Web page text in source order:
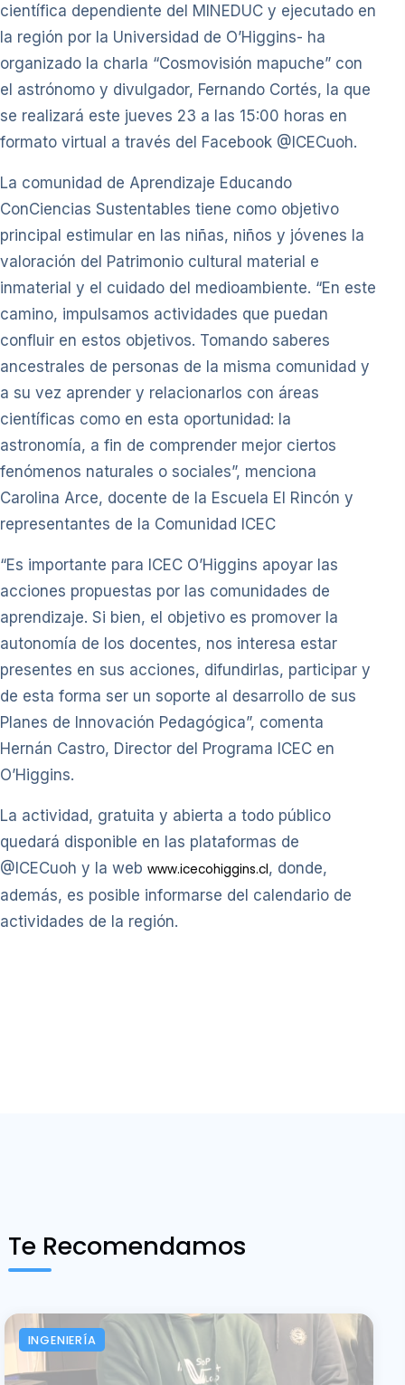
científica dependiente del MINEDUC y ejecutado en
la región por la Universidad de O’Higgins- ha
organizado la charla “Cosmovisión mapuche” con
el astrónomo y divulgador, Fernando Cortés, la que
se realizará este jueves 23 a las 15:00 horas en
formato virtual a través del Facebook @ICECuoh.
La comunidad de Aprendizaje Educando
ConCiencias Sustentables tiene como objetivo
principal estimular en las niñas, niños y jóvenes la
valoración del Patrimonio cultural material e
inmaterial y el cuidado del medioambiente. “En este
camino, impulsamos actividades que puedan
confluir en estos objetivos. Tomando saberes
ancestrales de personas de la misma comunidad y
a su vez aprender y relacionarlos con áreas
científicas como en esta oportunidad: la
astronomía, a fin de comprender mejor ciertos
fenómenos naturales o sociales”, menciona
Carolina Arce, docente de la Escuela El Rincón y
representantes de la Comunidad ICEC
“Es importante para ICEC O’Higgins apoyar las
acciones propuestas por las comunidades de
aprendizaje. Si bien, el objetivo es promover la
autonomía de los docentes, nos interesa estar
presentes en sus acciones, difundirlas, participar y
de esta forma ser un soporte al desarrollo de sus
Planes de Innovación Pedagógica”, comenta
Hernán Castro, Director del Programa ICEC en
O’Higgins.
La actividad, gratuita y abierta a todo público
quedará disponible en las plataformas de
@ICECuoh y la web www.icecohiggins.cl, donde,
además, es posible informarse del calendario de
actividades de la región.
Te Recomendamos
INGENIERÍA